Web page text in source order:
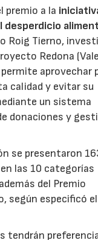
premio a la
desperdicio
Roig Tierno,
Redona
aprovechar
calidad y evitar su
un sistema
donaciones y
se presentaron
las 10 categorías
del Premio
según especificó el
tendrán